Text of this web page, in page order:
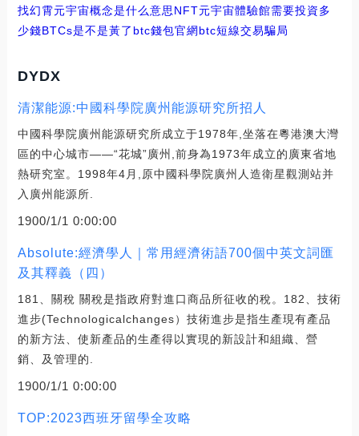
找幻霄元宇宙概念是什么意思NFT元宇宙體驗館需要投資多
少錢BTCs是不是黃了 btc錢包官網btc短線交易騙局
DYDX
清潔能源:中國科學院廣州能源研究所招人
中國科學院廣州能源研究所成立于1978年,坐落在粵港澳大灣
區的中心城市——“花城”廣州,前身為1973年成立的廣東省地
熱研究室。1998年4月,原中國科學院廣州人造衛星觀測站并
入廣州能源所.
1900/1/1 0:00:00
Absolute:經濟學人｜常用經濟術語700個中英文詞匯
及其釋義（四）
181、關稅 關稅是指政府對進口商品所征收的稅。182、技術
進步(Technologicalchanges）技術進步是指生產現有產品
的新方法、使新產品的生產得以實現的新設計和組織、營
銷、及管理的.
1900/1/1 0:00:00
TOP:2023西班牙留學全攻略